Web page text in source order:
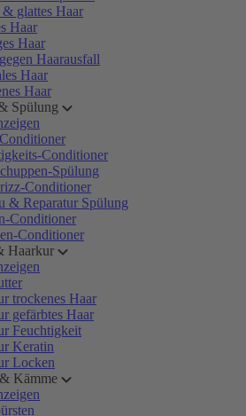
& glattes Haar
Haar
Haar
Haarausfall
Haar
Haar
Spülung
Conditioner
Spülung
Conditioner
& Reparatur Spülung
Conditioner
Conditioner
Haarkur
trockenes Haar
gefärbtes Haar
Feuchtigkeit
Keratin
Locken
Kämme